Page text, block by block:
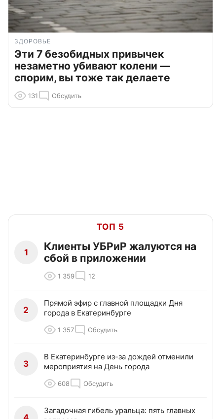
ЗДОРОВЬЕ
Эти 7 безобидных привычек
незаметно убивают колени —
спорим, вы тоже так делаете
131 Обсудить
ТОП 5
1
Клиенты УБРиР жалуются на
сбой в приложении
1 359 12
2
Прямой эфир с главной площадки Дня
города в Екатеринбурге
1 357 Обсудить
3
В Екатеринбурге из-за дождей отменили
мероприятия на День города
608 Обсудить
Загадочная гибель уральца: пять главных